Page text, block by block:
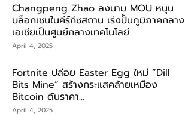
Changpeng Zhao ลงนาม MOU หนุน
บล็อกเชนในคีร์กีซสถาน เร่งปั้นภูมิภาคกลาง
เอเชียเป็นศูนย์กลางเทคโนโลยี
April 4, 2025
Fortnite ปล่อย Easter Egg ใหม่ “Dill
Bits Mine” สร้างกระแสคล้ายเหมือง
Bitcoin ดันราคา...
April 4, 2025